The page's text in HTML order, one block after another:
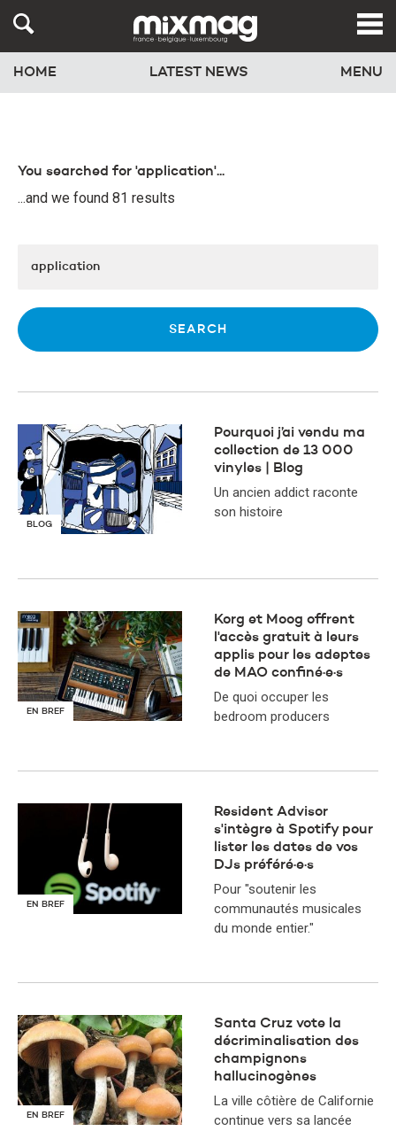
HOME LATEST NEWS MENU
You searched for 'application'...
...and we found 81 results
BLOG
Pourquoi j’ai vendu ma
collection de 13 000
vinyles | Blog
Un ancien addict raconte
son histoire
EN BREF
​Korg et Moog offrent
l'accès gratuit à leurs
applis pour les adeptes
de MAO confiné·e·s
De quoi occuper les
bedroom producers
EN BREF
Resident Advisor
s'intègre à Spotify pour
lister les dates de vos
DJs préféré·e·s
Pour "soutenir les
communautés musicales
du monde entier."
EN BREF
Santa Cruz vote la
décriminalisation des
champignons
hallucinogènes
La ville côtière de Californie
continue vers sa lancée